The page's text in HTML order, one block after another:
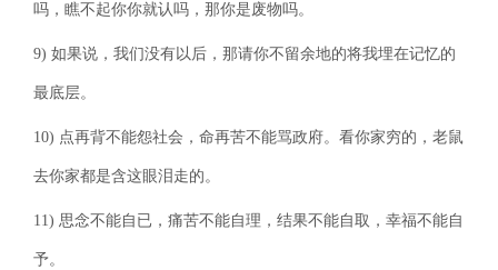
吗，瞧不起你你就认吗，那你是废物吗。
9) 如果说，我们没有以后，那请你不留余地的将我埋在记忆的
最底层。
10) 点再背不能怨社会，命再苦不能骂政府。看你家穷的，老鼠
去你家都是含这眼泪走的。
11) 思念不能自已，痛苦不能自理，结果不能自取，幸福不能自
予。